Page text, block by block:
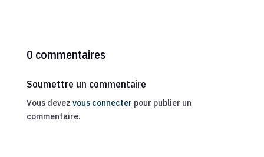
0 commentaires
Soumettre un commentaire
Vous devez vous connecter pour publier un
commentaire.